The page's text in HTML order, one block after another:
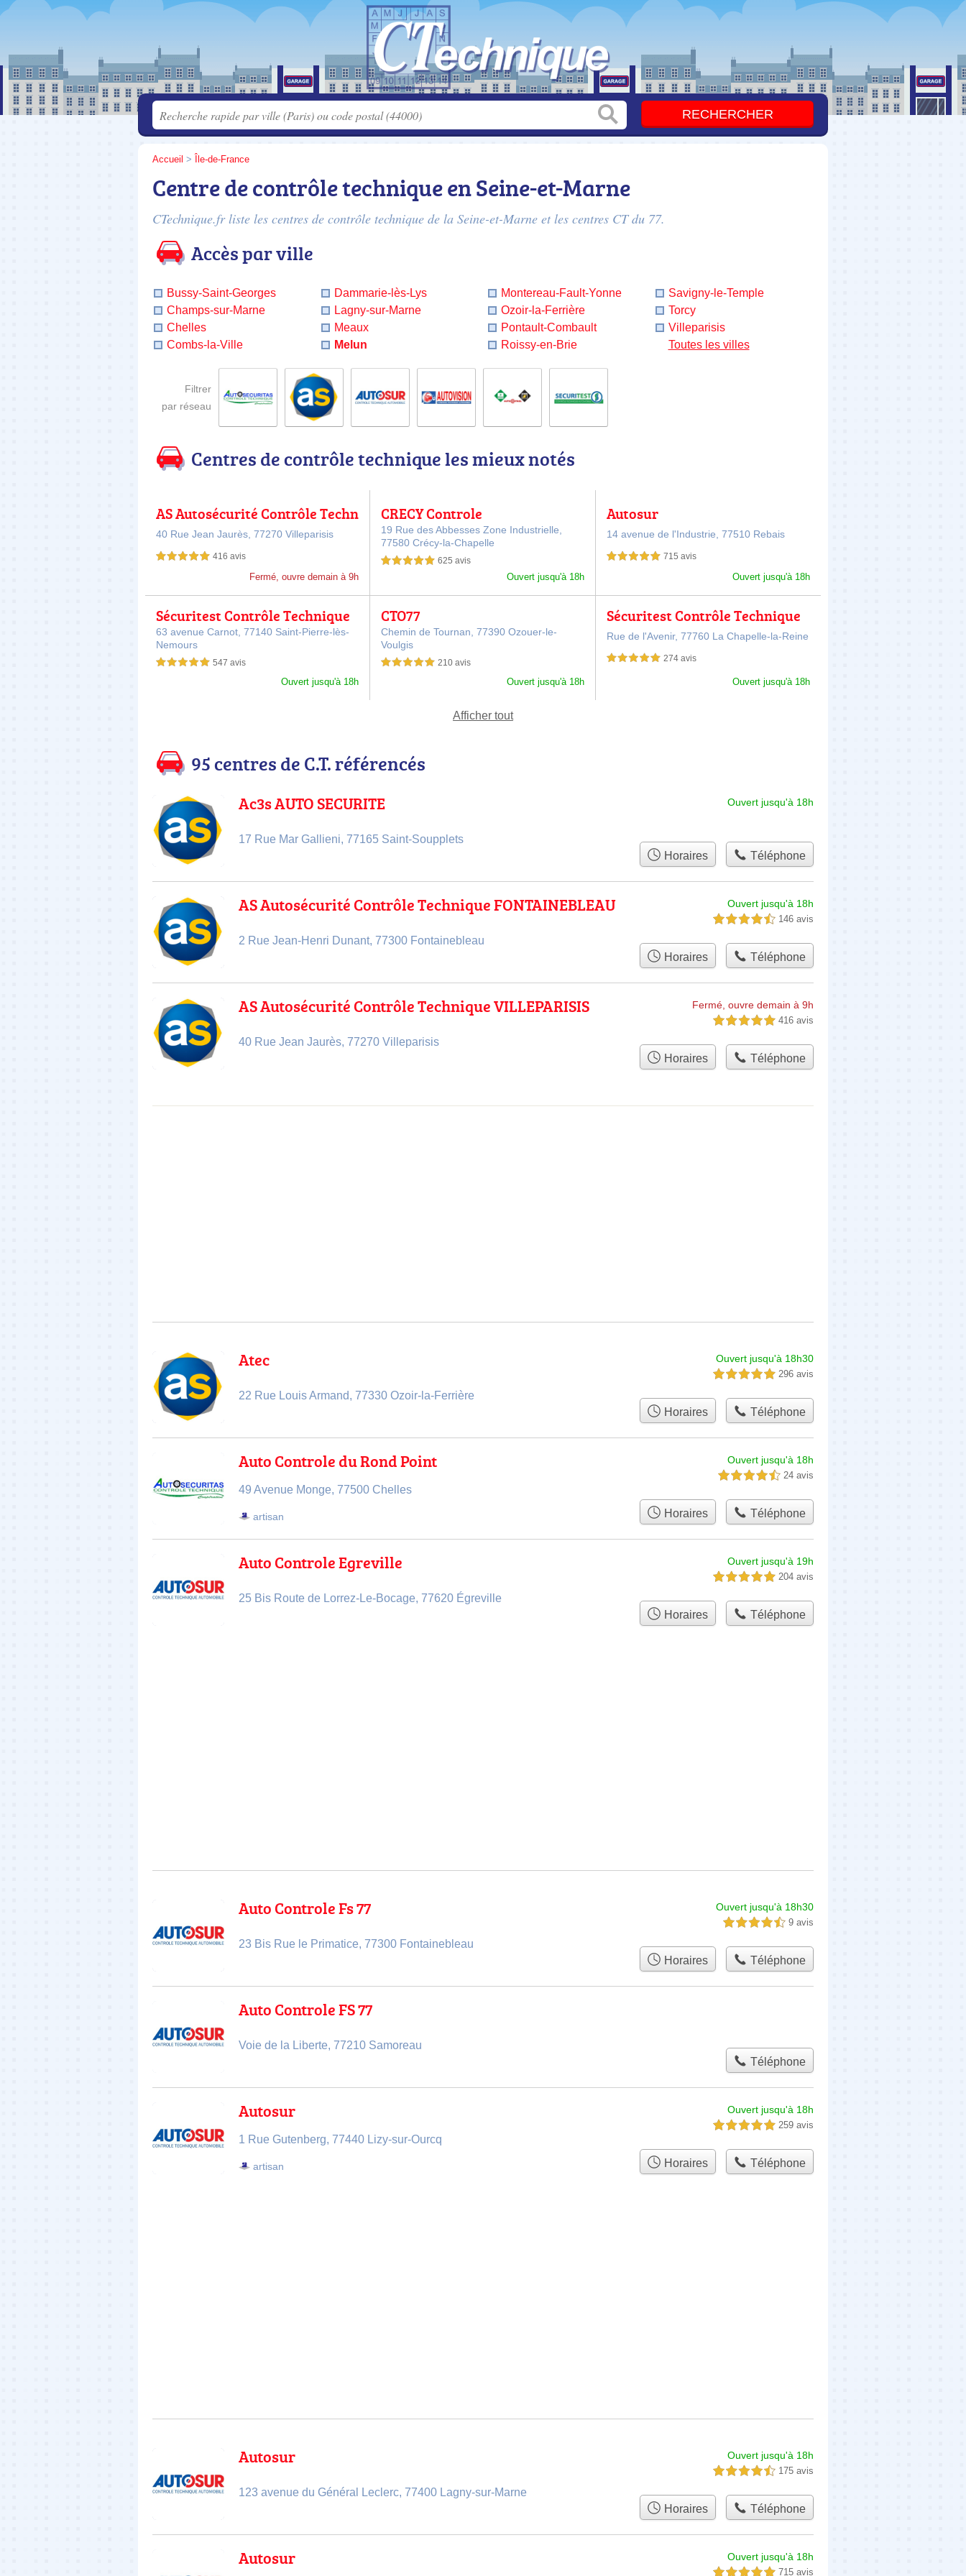
Accueil > Île-de-France
Centre de contrôle technique en Seine-et-Marne
CTechnique.fr liste les centres de contrôle technique de la Seine-et-Marne et les centres CT du 77.
Accès par ville
Bussy-Saint-Georges
Champs-sur-Marne
Chelles
Combs-la-Ville
Dammarie-lès-Lys
Lagny-sur-Marne
Meaux
Melun
Montereau-Fault-Yonne
Ozoir-la-Ferrière
Pontault-Combault
Roissy-en-Brie
Savigny-le-Temple
Torcy
Villeparisis
Toutes les villes
Filtrer
par réseau
Centres de contrôle technique les mieux notés
AS Autosécurité Contrôle Techn
ique VILLEPARISIS
40 Rue Jean Jaurès, 77270 Villeparisis
5,0 étoiles sur 5 416 avis
Fermé, ouvre demain à 9h
CRECY Controle
19 Rue des Abbesses Zone Industrielle,
77580 Crécy-la-Chapelle
5,0 étoiles sur 5 625 avis
Ouvert jusqu'à 18h
Autosur
14 avenue de l'Industrie, 77510 Rebais
5,0 étoiles sur 5 715 avis
Ouvert jusqu'à 18h
Sécuritest Contrôle Technique
Automobile ST PIERRE LES NEM
OURS
63 avenue Carnot, 77140 Saint-Pierre-lès-
Nemours
5,0 étoiles sur 5 547 avis
Ouvert jusqu'à 18h
CTO77
Chemin de Tournan,77390 Ozouer-le-
Voulgis
5,0 étoiles sur 5 210 avis
Ouvert jusqu'à 18h
Sécuritest Contrôle Technique
Automobile LA CHAPELLE LA R
EINE
Rue de l'Avenir, 77760 La Chapelle-la-Reine
5,0 étoiles sur 5 274 avis
Ouvert jusqu'à 18h
Afficher tout
95 centres de C.T. référencés
Ac3s AUTO SECURITE
17 Rue Mar Gallieni, 77165 Saint-Soupplets
Ouvert jusqu'à 18h
Horaires Téléphone
AS Autosécurité Contrôle Technique FONTAINEBLEAU
2 Rue Jean-Henri Dunant, 77300 Fontainebleau
Ouvert jusqu'à 18h
4,5 étoiles sur 5 146 avis
Horaires Téléphone
AS Autosécurité Contrôle Technique VILLEPARISIS
40 Rue Jean Jaurès, 77270 Villeparisis
Fermé, ouvre demain à 9h
5,0 étoiles sur 5 416 avis
Horaires Téléphone
Atec
22 Rue Louis Armand, 77330 Ozoir-la-Ferrière
Ouvert jusqu'à 18h30
5,0 étoiles sur 5 296 avis
Horaires Téléphone
Auto Controle du Rond Point
49 Avenue Monge, 77500 Chelles
Ouvert jusqu'à 18h
4,5 étoiles sur 5 24 avis
artisan Horaires Téléphone
Auto Controle Egreville
25 Bis Route de Lorrez-Le-Bocage, 77620 Égreville
Ouvert jusqu'à 19h
5,0 étoiles sur 5 204 avis
Horaires Téléphone
Auto Controle Fs 77
23 Bis Rue le Primatice, 77300 Fontainebleau
Ouvert jusqu'à 18h30
4,5 étoiles sur 5 9 avis
Horaires Téléphone
Auto Controle FS 77
Voie de la Liberte, 77210 Samoreau
Téléphone
Autosur
1 Rue Gutenberg, 77440 Lizy-sur-Ourcq
Ouvert jusqu'à 18h
5,0 étoiles sur 5 259 avis
artisan Horaires Téléphone
Autosur
123 avenue du Général Leclerc, 77400 Lagny-sur-Marne
Ouvert jusqu'à 18h
4,5 étoiles sur 5 175 avis
Horaires Téléphone
Autosur Ouvert jusqu'à 18h
5,0 étoiles sur 5 715 avis